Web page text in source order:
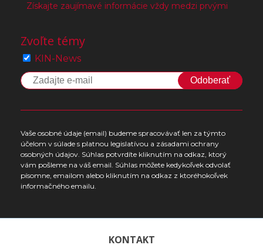
Získajte zaujímavé informácie vždy medzi prvými
Zvoľte témy
KIN-News
Odoberať
Vaše osobné údaje (email) budeme spracovávať len za týmto
účelom v súlade s platnou legislatívou a zásadami ochrany
osobných údajov. Súhlas potvrdíte kliknutím na odkaz, ktorý
vám pošleme na váš email. Súhlas môžete kedykoľvek odvolať
písomne, emailom alebo kliknutím na odkaz z ktoréhokoľvek
informačného emailu.
KONTAKT